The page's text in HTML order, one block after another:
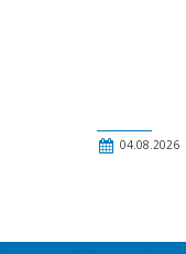
04.08.2026